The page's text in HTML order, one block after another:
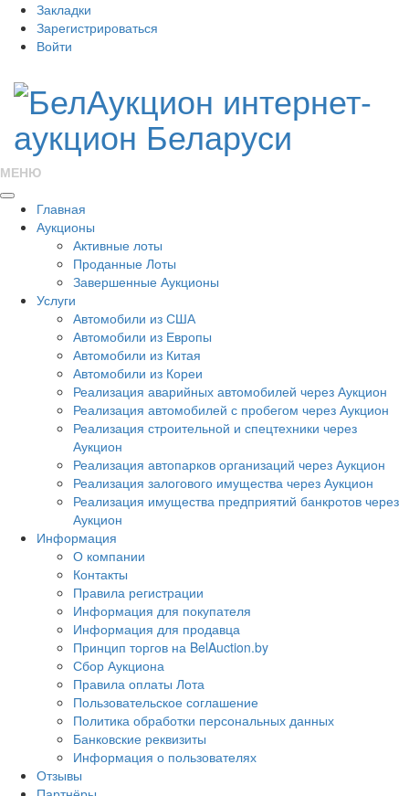
Закладки
Зарегистрироваться
Войти
МЕНЮ
Главная
Аукционы
Активные лоты
Проданные Лоты
Завершенные Аукционы
Услуги
Автомобили из США
Автомобили из Европы
Автомобили из Китая
Автомобили из Кореи
Реализация аварийных автомобилей через Аукцион
Реализация автомобилей с пробегом через Аукцион
Реализация строительной и спецтехники через
Аукцион
Реализация автопарков организаций через Аукцион
Реализация залогового имущества через Аукцион
Реализация имущества предприятий банкротов через
Аукцион
Информация
О компании
Контакты
Правила регистрации
Информация для покупателя
Информация для продавца
Принцип торгов на BelAuction.by
Сбор Аукциона
Правила оплаты Лота
Пользовательское соглашение
Политика обработки персональных данных
Банковские реквизиты
Информация о пользователях
Отзывы